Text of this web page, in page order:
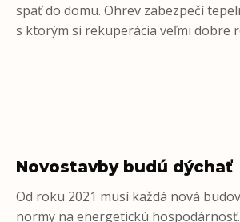
späť do domu. Ohrev zabezpečí
s ktorým si rekuperácia veľmi dobre
Novostavby budú dýchať
Od roku 2021 musí každá nová
normy na energetickú hospodárnosť.